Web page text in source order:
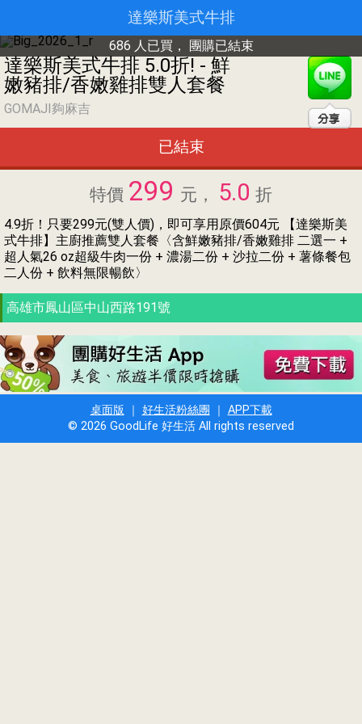
達樂斯美式牛排
686 人已買， 團購已結束
達樂斯美式牛排 5.0折! - 鮮
嫩豬排/香嫩雞排雙人套餐
GOMAJI夠麻吉
已結束
特價 299 元， 5.0 折
4.9折！只要299元(雙人價)，即可享用原價604元 【達樂斯美
式牛排】主廚推薦雙人套餐〈含鮮嫩豬排/香嫩雞排 二選一 +
超人氣26 oz超級牛肉一份 + 濃湯二份 + 沙拉二份 + 薯條餐包
二人份 + 飲料無限暢飲〉
高雄市鳳山區中山西路191號
桌面版 ｜ 好生活粉絲團 ｜ APP下載
© 2026 GoodLife 好生活 All rights reserved